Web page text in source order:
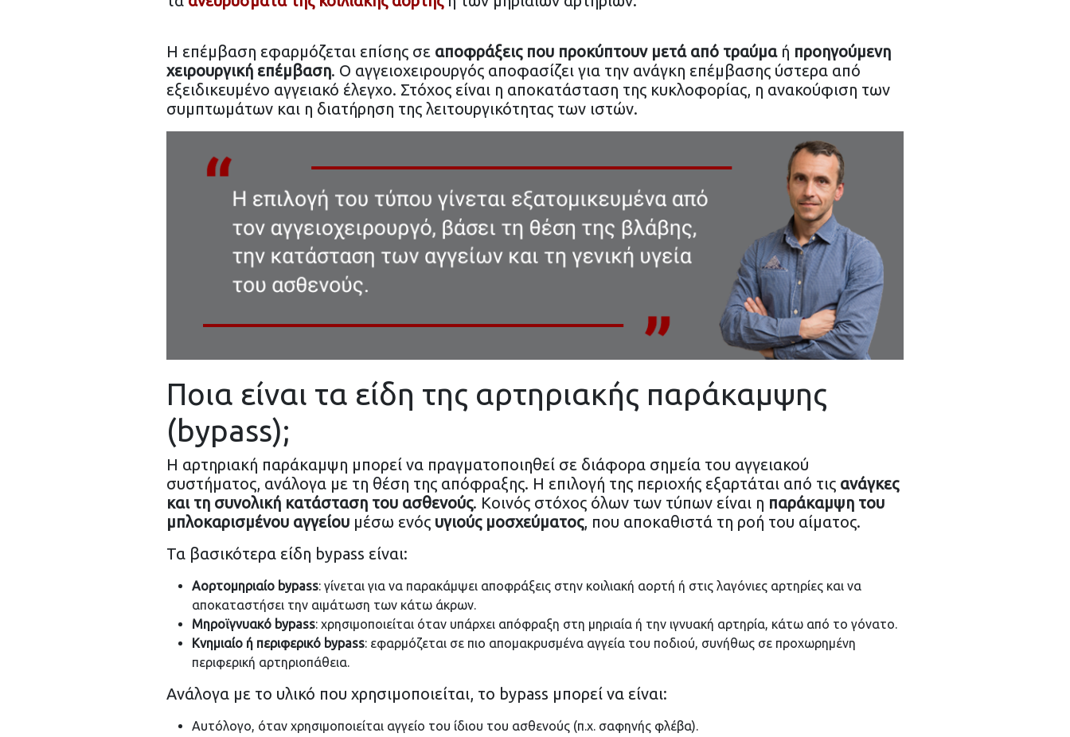
Η επέμβαση εφαρμόζεται επίσης σε αποφράξεις που προκύπτουν μετά από τραύμαή προηγούμενη
χειρουργική επέμβαση. Ο αγγειοχειρουργός αποφασίζει για την ανάγκη επέμβασης ύστερα από
εξειδικευμένο αγγειακό έλεγχο. Στόχος είναι η αποκατάσταση της κυκλοφορίας, η ανακούφιση των
συμπτωμάτων και η διατήρηση της λειτουργικότητας των ιστών.
Ποια είναι τα είδη της αρτηριακής παράκαμψης
(bypass);
Η αρτηριακή παράκαμψη μπορεί να πραγματοποιηθεί σε διάφορα σημεία του αγγειακού
συστήματος, ανάλογα με τη θέση της απόφραξης. Η επιλογή της περιοχής εξαρτάται από τις ανάγκες
και τη συνολική κατάσταση του ασθενούς. Κοινός στόχος όλων των τύπων είναι η παράκαμψη του
μπλοκαρισμένου αγγείου μέσω ενός υγιούς μοσχεύματος, που αποκαθιστά τη ροή του αίματος.
Τα βασικότερα είδη bypass είναι:
Αορτομηριαίο bypass: γίνεται για να παρακάμψει αποφράξεις στην κοιλιακή αορτή ή στις λαγόνιες αρτηρίες και να
αποκαταστήσει την αιμάτωση των κάτω άκρων.
Μηροϊγνυακό bypass: χρησιμοποιείται όταν υπάρχει απόφραξη στη μηριαία ή την ιγνυακή αρτηρία, κάτω από το γόνατο.
Κνημιαίο ή περιφερικό bypass: εφαρμόζεται σε πιο απομακρυσμένα αγγεία του ποδιού, συνήθως σε προχωρημένη
περιφερική αρτηριοπάθεια.
Ανάλογα με το υλικό που χρησιμοποιείται, το bypass μπορεί να είναι:
Αυτόλογο, όταν χρησιμοποιείται αγγείο του ίδιου του ασθενούς (π.χ. σαφηνής φλέβα).